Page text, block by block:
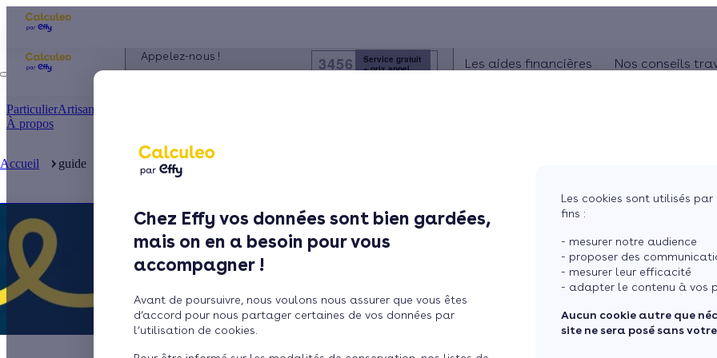
Chez Effy vos données sont bien gardées,
mais on en a besoin pour vous
accompagner !
Avant de poursuivre, nous voulons nous assurer que vous êtes
d’accord pour nous partager certaines de vos données par
l’utilisation de cookies.
Les cookies sont utilisés
fins :
- mesurer notre audience
- proposer des
- mesurer leur efficacité
- adapter le contenu à vos
Aucun cookie autre que
site ne sera posé sans
ParticulierArtisan / installateur
À propos
Appelez-nous ! 3456
Service gratuit
+ prix appel
Les aides financières
L'éco-prêt à taux zéro
Trouver mes aides
Nos conseils
Sol
Toiture
Accueil guide Financer vos fenêtres